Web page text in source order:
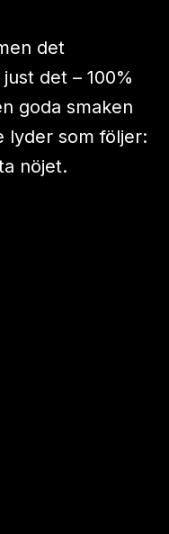
det
det – 100%
goda smaken
lyder som följer:
nöjet.